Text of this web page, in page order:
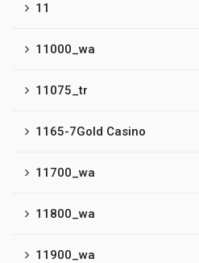
11
11000_wa
11075_tr
1165-7Gold Casino
11700_wa
11800_wa
11900_wa